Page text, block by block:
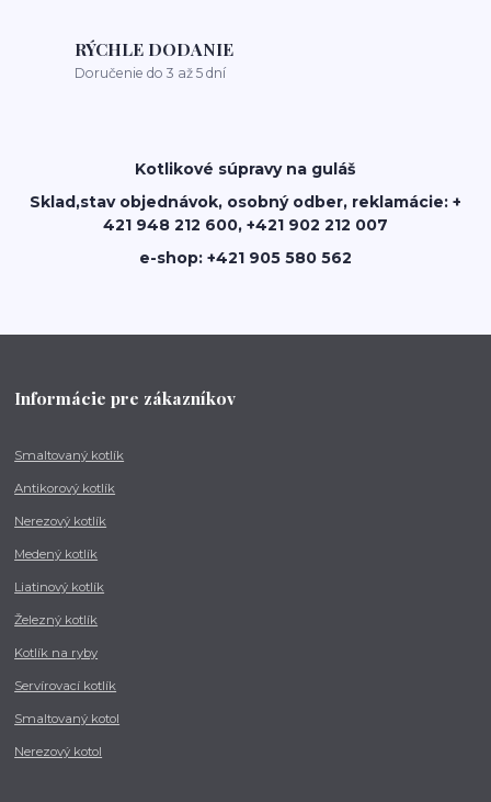
RÝCHLE DODANIE
Doručenie do 3 až 5 dní
Kotlikové súpravy na guláš
Sklad,stav objednávok, osobný odber, reklamácie: +
421 948 212 600, +421 902 212 007
e-shop: +421 905 580 562
Informácie pre zákazníkov
Smaltovaný kotlík
Antikorový kotlík
Nerezový kotlík
Medený kotlík
Liatinový kotlík
Železný kotlík
Kotlík na ryby
Servírovací kotlík
Smaltovaný kotol
Nerezový kotol